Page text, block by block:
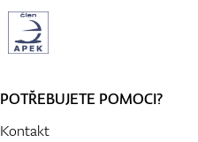
POTŘEBUJETE POMOCI?
Kontakt